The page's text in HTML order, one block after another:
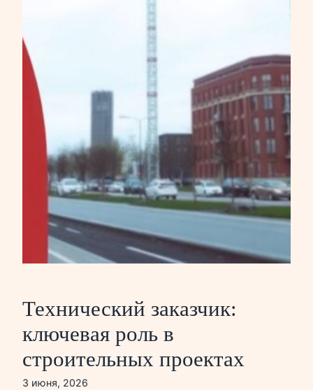
Технический заказчик:
ключевая роль в
строительных проектах
3 июня, 2026